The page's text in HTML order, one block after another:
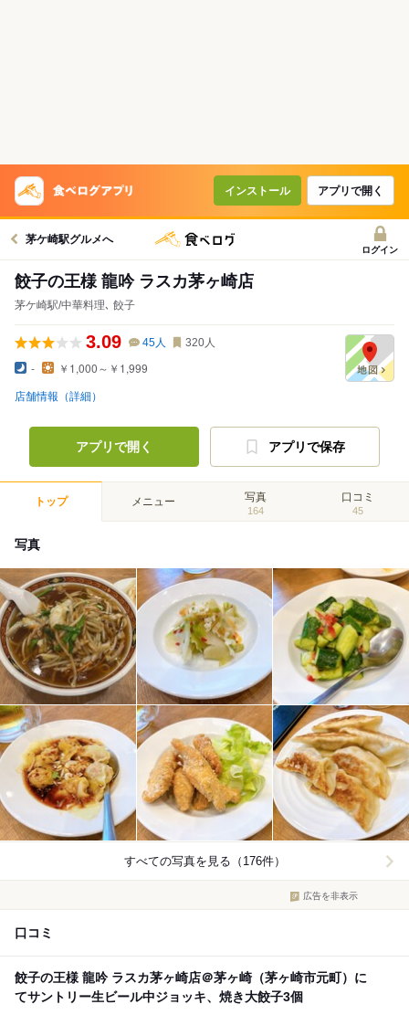
インストール アプリで開く
茅ケ崎駅グルメへ
ログイン
餃子の王様 龍吟 ラスカ茅ヶ崎店
茅ケ崎駅/中華料理､ 餃子
3.09 45人 320人
- ￥1,000～￥1,999
店舗情報（詳細）
アプリで開く アプリで保存
トップ メニュー 写真
164
口コミ
45
写真
すべての写真を見る（176件）
広告を非表示
口コミ
餃子の王様 龍吟 ラスカ茅ヶ崎店＠茅ヶ崎（茅ヶ崎市元町）に
てサントリー生ビール中ジョッキ、焼き大餃子3個